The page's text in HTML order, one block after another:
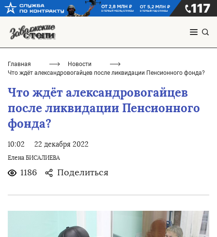
Главная
Новости
Что ждёт александровогайцев после ликвидации Пенсионного фонда?
Что ждёт александровогайцев
после ликвидации Пенсионного
фонда?
10:02 22 декабря 2022
Елена БИСАЛИЕВА
1186 Поделиться